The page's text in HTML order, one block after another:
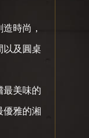
時尚，
以及圓桌
最美味的
優雅的湘